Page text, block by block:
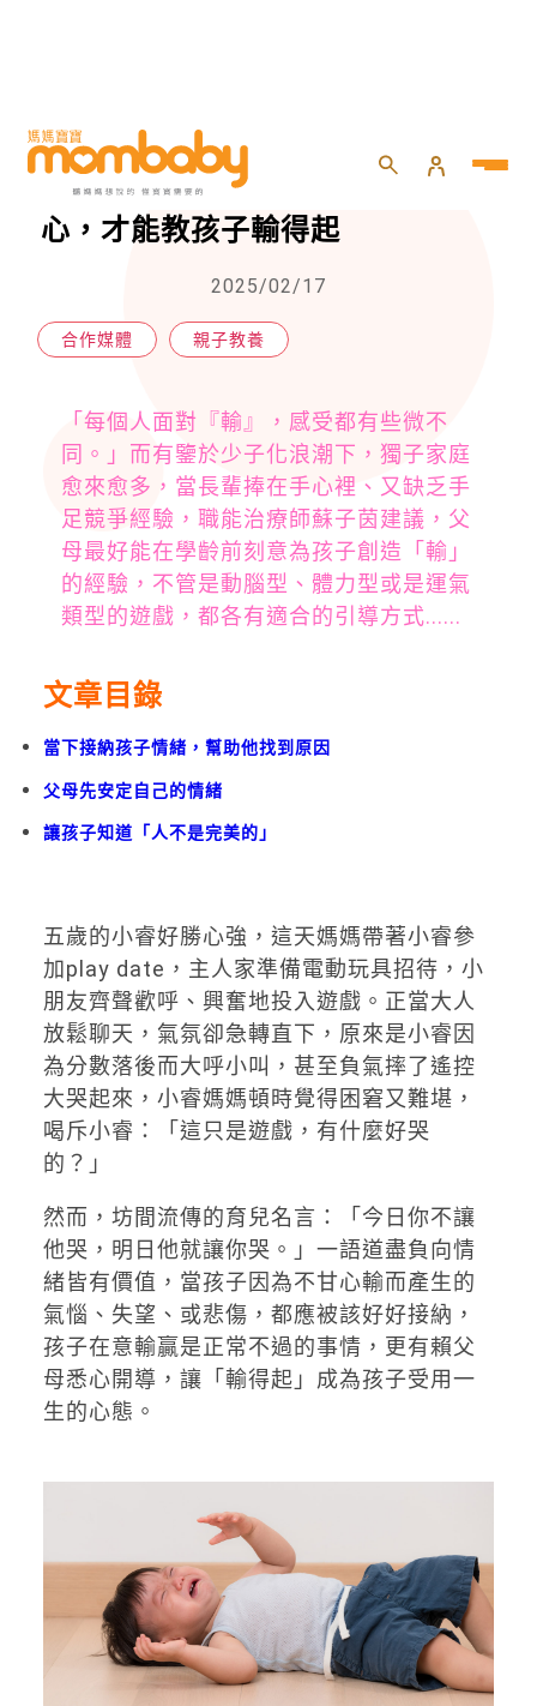
HOME 親子 親子教養
孩子輸了就崩潰倒地？大人先穩
心，才能教孩子輸得起
2025/02/17
合作媒體 親子教養
「每個人面對『輸』，感受都有些微不
同。」而有鑒於少子化浪潮下，獨子家庭
愈來愈多，當長輩捧在手心裡、又缺乏手
足競爭經驗，職能治療師蘇子茵建議，父
母最好能在學齡前刻意為孩子創造「輸」
的經驗，不管是動腦型、體力型或是運氣
類型的遊戲，都各有適合的引導方式......
文章目錄
當下接納孩子情緒，幫助他找到原因
父母先安定自己的情緒
讓孩子知道「人不是完美的」
五歲的小睿好勝心強，這天媽媽帶著小睿參
加play date，主人家準備電動玩具招待，小
朋友齊聲歡呼、興奮地投入遊戲。正當大人
放鬆聊天，氣氛卻急轉直下，原來是小睿因
為分數落後而大呼小叫，甚至負氣摔了遙控
大哭起來，小睿媽媽頓時覺得困窘又難堪，
喝斥小睿：「這只是遊戲，有什麼好哭
的？」
然而，坊間流傳的育兒名言：「今日你不讓
他哭，明日他就讓你哭。」一語道盡負向情
緒皆有價值，當孩子因為不甘心輸而產生的
氣惱、失望、或悲傷，都應被該好好接納，
孩子在意輸贏是正常不過的事情，更有賴父
母悉心開導，讓「輸得起」成為孩子受用一
生的心態。